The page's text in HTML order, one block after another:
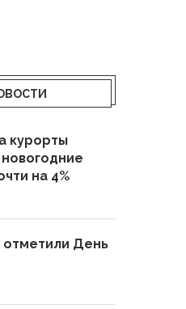
курорты
на 4%
День